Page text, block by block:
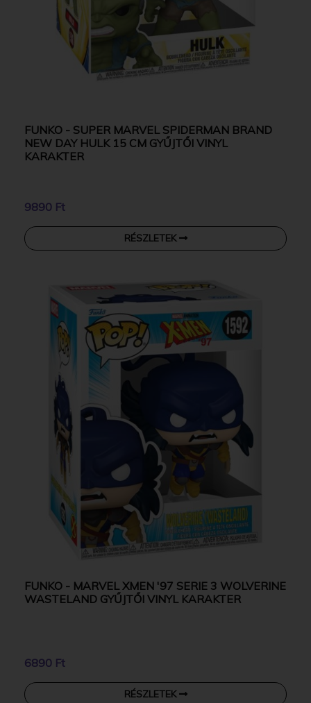
FUNKO - SUPER MARVEL SPIDERMAN BRAND
NEW DAY HULK 15 CM GYŰJTŐI VINYL
KARAKTER
9890 Ft
RÉSZLETEK
FUNKO - MARVEL XMEN '97 SERIE 3 WOLVERINE
WASTELAND GYŰJTŐI VINYL KARAKTER
6890 Ft
RÉSZLETEK